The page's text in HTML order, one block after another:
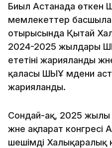
Биыл Астанада өткен
мемлекеттер
отырысында Қытай
2024-2025 жылдары
ететіні жарияланды
қаласы ШЫҰ мәдени
жарияланды.
Сондай-ақ, 2025 жылы
және ақпарат конгресі
шешімді Халықаралық